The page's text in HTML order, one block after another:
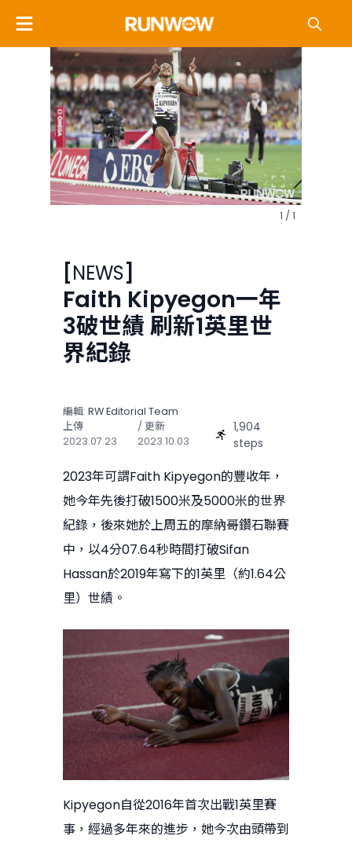
1 / 1
[NEWS]
Faith Kipyegon一年
3破世績 刷新1英里世
界紀錄
編輯: RW Editorial Team
上傳
2023.07.23
/ 更新
2023.10.03
1,904
steps
2023年可謂Faith Kipyegon的豐收年，
她今年先後打破1500米及5000米的世界
紀錄，後來她於上周五的摩納哥鑽石聯賽
中，以4分07.64秒時間打破Sifan
Hassan於2019年寫下的1英里（約1.64公
里）世績。
Kipyegon自從2016年首次出戰1英里賽
事，經過多年來的進步，她今次由頭帶到